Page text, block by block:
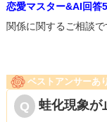
恋愛マスター&AI回答
関係に関するご相談
ベストアンサーあり
蛙化現象が